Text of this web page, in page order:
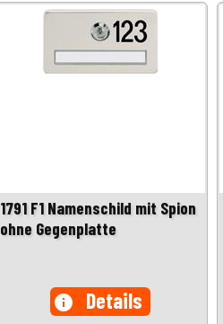
1791 F1 Namenschild mit Spion
ohne Gegenplatte
info Details